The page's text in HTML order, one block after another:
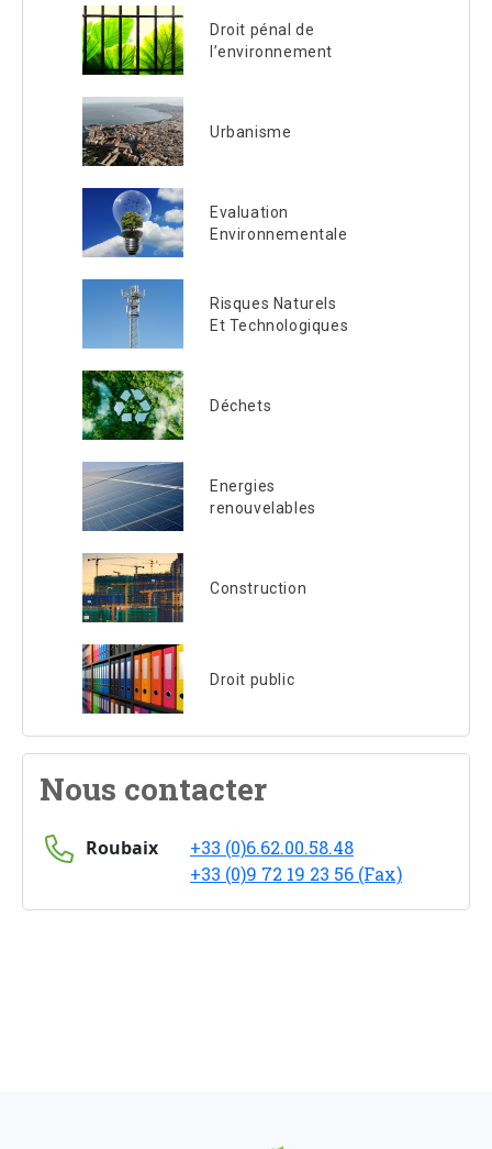
Droit pénal de
l’environnement
Urbanisme
Evaluation
Environnementale
Risques Naturels
Et Technologiques
Déchets
Energies
renouvelables
Construction
Droit public
Nous contacter
Roubaix
+33 (0)6.62.00.58.48
+33 (0)9 72 19 23 56 (Fax)